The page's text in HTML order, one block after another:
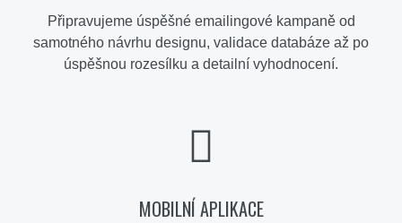
Připravujeme úspěšné emailingové kampaně od
samotného návrhu designu, validace databáze až po
úspěšnou rozesílku a detailní vyhodnocení.
MOBILNÍ APLIKACE